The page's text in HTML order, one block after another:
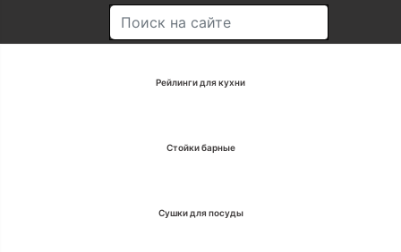
Рейлинги для кухни
Стойки барные
Сушки для посуды